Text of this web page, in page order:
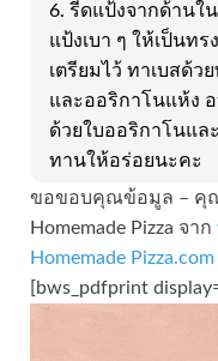
6. รีดแป้งจากด้าน
แป้งเบา ๆ ให้เป็นท
เตรียมไว้ ทาเบสด้ว
และออริกาโนแห้ง
ด้วยใบออริกาโนแล
ทานให้อร่อยนะคะ
ขอขอบคุณข้อมูล – คุณ
Homemade Pizza จาก
Homemade Pizza.com
[bws_pdfprint